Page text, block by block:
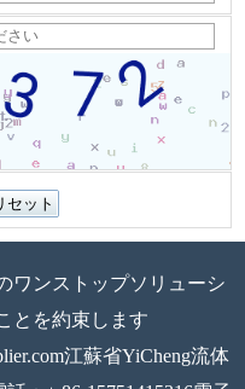
ワンストップソリューシ
とを約束します
江蘇省YiCheng流体